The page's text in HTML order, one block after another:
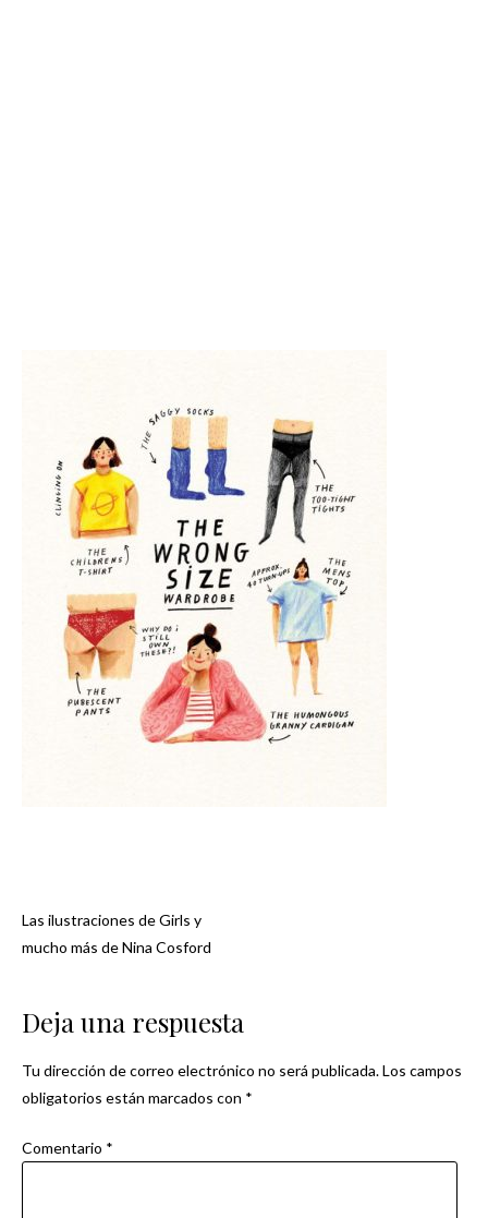
Navegación
Las ilustraciones de Girls y
mucho más de Nina Cosford
Deja una respuesta
Tu dirección de correo electrónico no será publicada.Los campos
obligatorios están marcados con *
Comentario *